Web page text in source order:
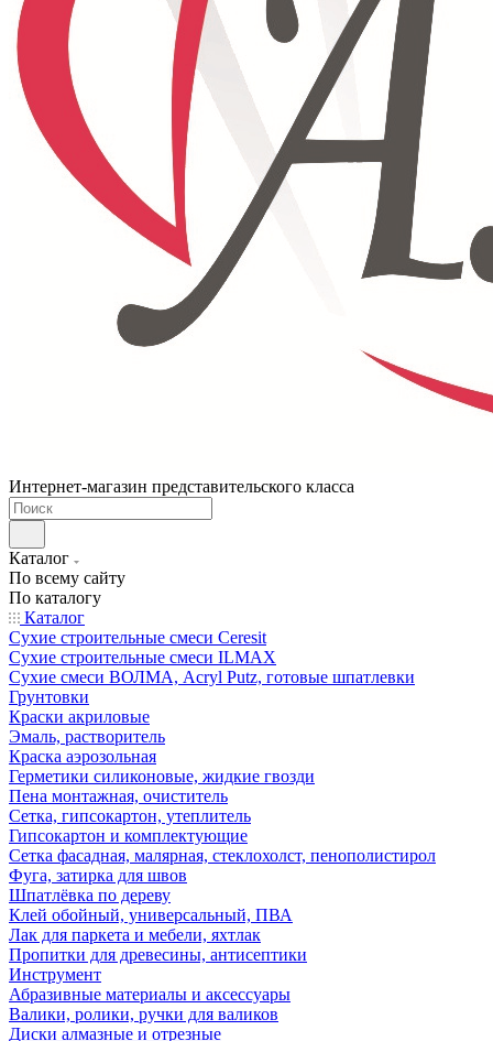
Интернет-магазин представительского класса
Каталог
По всему сайту
По каталогу
Каталог
Сухие строительные смеси Ceresit
Сухие строительные смеси ILMAX
Сухие смеси ВОЛМА, Acryl Putz, готовые шпатлевки
Грунтовки
Краски акриловые
Эмаль, растворитель
Краска аэрозольная
Герметики силиконовые, жидкие гвозди
Пена монтажная, очиститель
Сетка, гипсокартон, утеплитель
Гипсокартон и комплектующие
Сетка фасадная, малярная, стеклохолст, пенополистирол
Фуга, затирка для швов
Шпатлёвка по дереву
Клей обойный, универсальный, ПВА
Лак для паркета и мебели, яхтлак
Пропитки для древесины, антисептики
Инструмент
Абразивные материалы и аксессуары
Валики, ролики, ручки для валиков
Диски алмазные и отрезные